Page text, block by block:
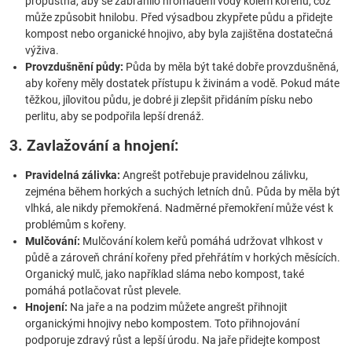
může způsobit hnilobu. Před výsadbou zkypřete půdu a přidejte
kompost nebo organické hnojivo, aby byla zajištěna dostatečná
výživa.
Provzdušnění půdy: Půda by měla být také dobře provzdušněná,
aby kořeny měly dostatek přístupu k živinám a vodě. Pokud máte
těžkou, jílovitou půdu, je dobré ji zlepšit přidáním písku nebo
perlitu, aby se podpořila lepší drenáž.
3. Zavlažování a hnojení:
Pravidelná zálivka: Angrešt potřebuje pravidelnou zálivku,
zejména během horkých a suchých letních dnů. Půda by měla být
vlhká, ale nikdy přemokřená. Nadměrné přemokření může vést k
problémům s kořeny.
Mulčování: Mulčování kolem keřů pomáhá udržovat vlhkost v
půdě a zároveň chrání kořeny před přehřátím v horkých měsících.
Organický mulč, jako například sláma nebo kompost, také
pomáhá potlačovat růst plevele.
Hnojení: Na jaře a na podzim můžete angrešt přihnojit
organickými hnojivy nebo kompostem. Toto přihnojování
podporuje zdravý růst a lepší úrodu. Na jaře přidejte kompost